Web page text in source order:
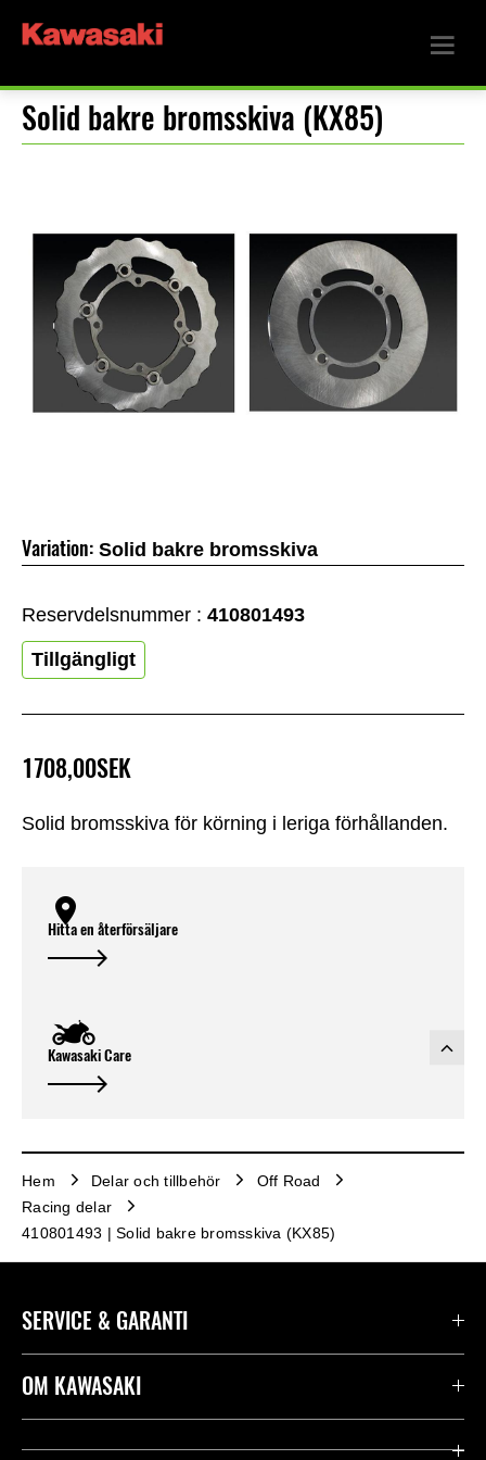
Solid bakre bromsskiva (KX85)
Solid bromsskiva för körning i leriga förhållanden.
1708,00SEK
Variation: Solid bakre bromsskiva
Reservdelsnummer : 410801493
Tillgängligt
Hitta en återförsäljare
Kawasaki Care
Hem Delar och tillbehör
Off Road
Racing delar
410801493 | Solid bakre bromsskiva (KX85)
SERVICE & GARANTI
Kontakta oss
OM KAWASAKI
Företag